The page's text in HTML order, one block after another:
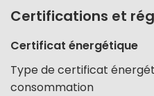
Certifications et
Certificat énergétique
Type de certificat
consommation